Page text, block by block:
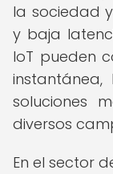
la sociedad
y baja
IoT pueden
soluciones
diversos
En el sector